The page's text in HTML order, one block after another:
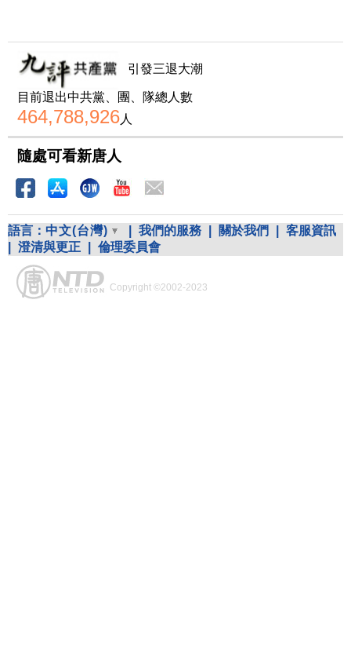
引發三退大潮
目前退出中共黨、團、隊總人數
464,788,926人
隨處可看新唐人
語言： 中文(台灣) 我們的服務 關於我們
客服資訊
澄清與更正 倫理委員會
Copyright ©2002-2023